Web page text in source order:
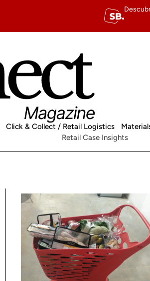
Click & Collect / Retail Logistics
Retail Case Insights